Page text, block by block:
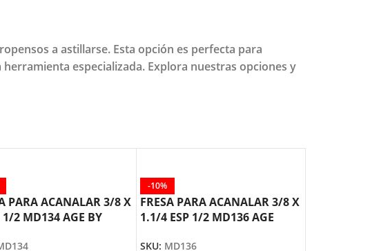
a astillarse. Esta opción es perfecta para
especializada. Explora nuestras opciones y
PARA ACANALAR 3/8 X
1/2 MD134 AGE BY
-10%
FRESA PARA ACANALAR 3/8 X
1.1/4 ESP 1/2 MD136 AGE
SKU: MD136